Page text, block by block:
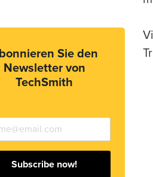
Sie den
Newsletter von
TechSmith
Subscribe now!